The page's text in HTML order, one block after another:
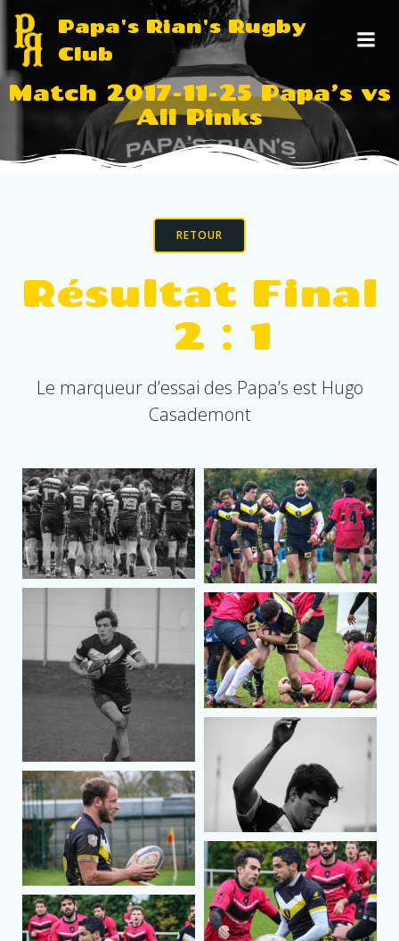
Aller
au
contenu
Papa's Rian's Rugby
Club
Match 2017-11-25 Papa’s vs
All Pinks
RETOUR
Résultat Final
2 : 1
Le marqueur d’essai des Papa’s est Hugo
Casademont